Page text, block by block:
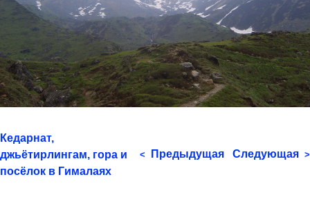
Кедарнат,
джьётирлингам, гора и
посёлок в Гималаях
< Предыдущая Следующая >